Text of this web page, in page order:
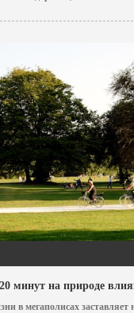
минут на природе
в мегаполисах заставляет